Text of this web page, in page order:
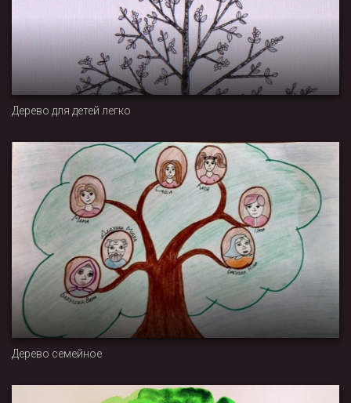
Дерево для детей легко
Дерево семейное